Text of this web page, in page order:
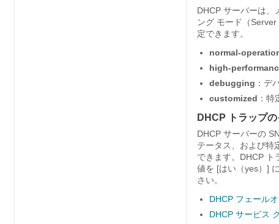
DHCP サーバーは、
ング モード（
定できます。
normal-
high-
debugging ：デ
customized ：
DHCP トラップ
DHCP サーバーの
テータス、および特
できます。DHCP ト
値を [はい（yes） ]
さい。
DHCP フェール
DHCP サービス